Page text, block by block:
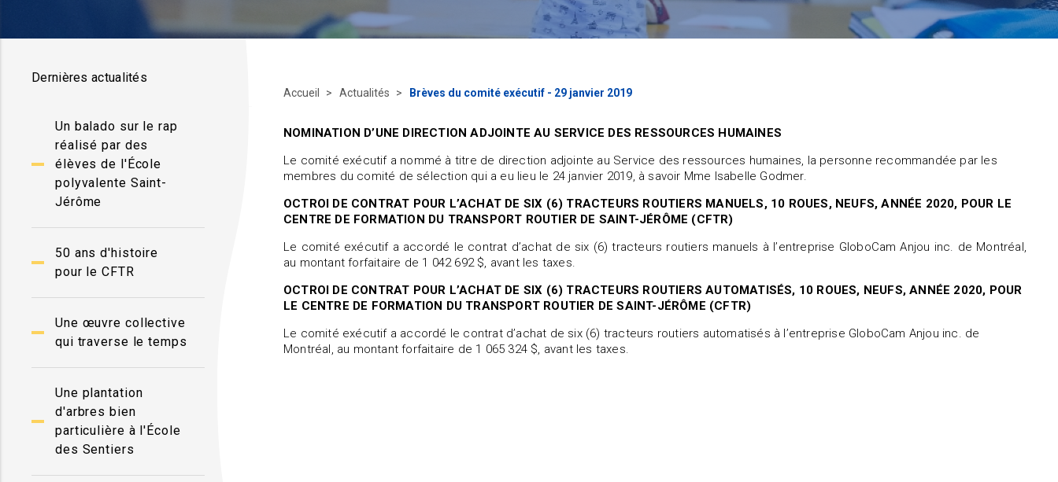
Dernières actualités
Un balado sur le rap
réalisé par des
élèves de l'École
polyvalente Saint-
Jérôme
50 ans d'histoire
pour le CFTR
Une œuvre collective
qui traverse le temps
Une plantation
d'arbres bien
particulière à l'École
des Sentiers
Accueil Actualités Brèves du comité exécutif - 29 janvier 2019
NOMINATION D’UNE DIRECTION ADJOINTE AU SERVICE DES RESSOURCES HUMAINES
Le comité exécutif a nommé à titre de direction adjointe au Service des ressources humaines, la personne recommandée par les
membres du comité de sélection qui a eu lieu le 24 janvier 2019, à savoir Mme Isabelle Godmer.
OCTROI DE CONTRAT POUR L’ACHAT DE SIX (6) TRACTEURS ROUTIERS MANUELS, 10 ROUES, NEUFS, ANNÉE 2020, POUR LE
CENTRE DE FORMATION DU TRANSPORT ROUTIER DE SAINT-JÉRÔME (CFTR)
Le comité exécutif a accordé le contrat d’achat de six (6) tracteurs routiers manuels à l’entreprise GloboCam Anjou inc. de Montréal,
au montant forfaitaire de 1 042 692 $, avant les taxes.
OCTROI DE CONTRAT POUR L’ACHAT DE SIX (6) TRACTEURS ROUTIERS AUTOMATISÉS, 10 ROUES, NEUFS, ANNÉE 2020, POUR
LE CENTRE DE FORMATION DU TRANSPORT ROUTIER DE SAINT-JÉRÔME (CFTR)
Le comité exécutif a accordé le contrat d’achat de six (6) tracteurs routiers automatisés à l’entreprise GloboCam Anjou inc. de
Montréal, au montant forfaitaire de 1 065 324 $, avant les taxes.